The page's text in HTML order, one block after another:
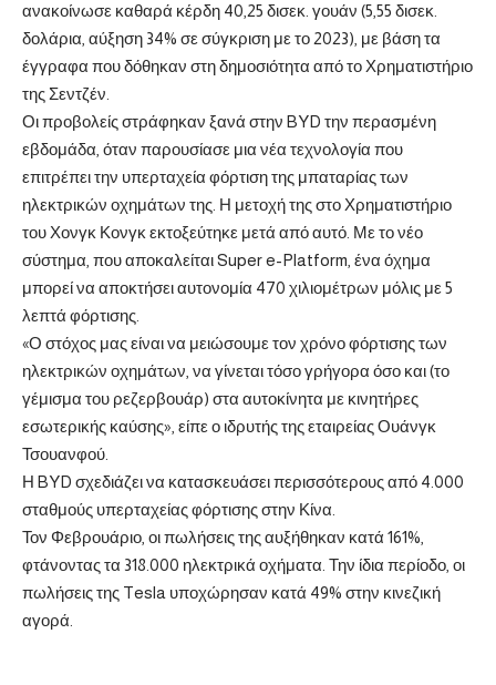
ανακοίνωσε καθαρά κέρδη 40,25 δισεκ. γουάν (5,55 δισεκ.
δολάρια, αύξηση 34% σε σύγκριση με το 2023), με βάση τα
έγγραφα που δόθηκαν στη δημοσιότητα από το Χρηματιστήριο
της Σεντζέν.
Οι προβολείς στράφηκαν ξανά στην BYD την περασμένη
εβδομάδα, όταν παρουσίασε μια νέα τεχνολογία που
επιτρέπει την υπερταχεία φόρτιση της μπαταρίας των
ηλεκτρικών οχημάτων της. Η μετοχή της στο Χρηματιστήριο
του Χονγκ Κονγκ εκτοξεύτηκε μετά από αυτό. Με το νέο
σύστημα, που αποκαλείται Super e-Platform, ένα όχημα
μπορεί να αποκτήσει αυτονομία 470 χιλιομέτρων μόλις με 5
λεπτά φόρτισης.
«Ο στόχος μας είναι να μειώσουμε τον χρόνο φόρτισης των
ηλεκτρικών οχημάτων, να γίνεται τόσο γρήγορα όσο και (το
γέμισμα του ρεζερβουάρ) στα αυτοκίνητα με κινητήρες
εσωτερικής καύσης», είπε ο ιδρυτής της εταιρείας Ουάνγκ
Τσουανφού.
Η BYD σχεδιάζει να κατασκευάσει περισσότερους από 4.000
σταθμούς υπερταχείας φόρτισης στην Κίνα.
Τον Φεβρουάριο, οι πωλήσεις της αυξήθηκαν κατά 161%,
φτάνοντας τα 318.000 ηλεκτρικά οχήματα. Την ίδια περίοδο, οι
πωλήσεις της Tesla υποχώρησαν κατά 49% στην κινεζική
αγορά.